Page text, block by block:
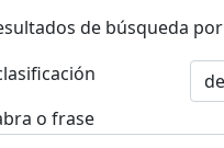
de búsqueda por
o frase